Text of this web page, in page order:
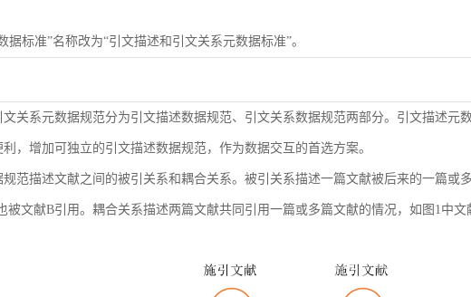
据标准”名称改为“引文描述和引文关系元数据标准”。
文关系元数据规范分为引文描述数据规范、引文关系数据规范两部分。引文描述元
，增加可独立的引文描述数据规范，作为数据交互的首选方案。
规范描述文献之间的被引关系和耦合关系。被引关系描述一篇文献被后来的一篇或
被文献B引用。耦合关系描述两篇文献共同引用一篇或多篇文献的情况，如图1中文